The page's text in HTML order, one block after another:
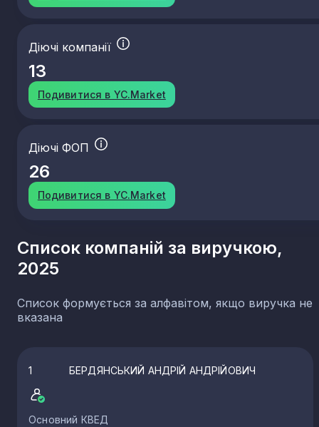
Діючі компанії
13
Подивитися в YC.Market
Діючі ФОП
26
Подивитися в YC.Market
Список компаній за виручкою,
2025
Список формується за алфавітом, якщо виручка не
вказана
1 БЕРДЯНСЬКИЙ АНДРІЙ АНДРІЙОВИЧ
Основний КВЕД